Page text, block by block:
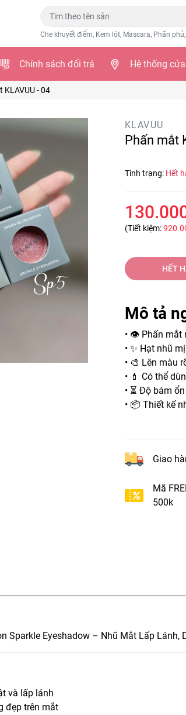
Che khuyết điểm, Kem lót, Mascara, Phấn
Chính sách đổi trả Hệ thống
KLAVUU - 04
KLAVUU
Phấn mắt
Tình trạng: Hết
(Tiết kiệm:
HẾT
Mô tả
• 👁️ Phấn mắt
• ✨ Hạt nhũ
• 🎨 Lên màu
• 💄 Có thể
• ⏳ Độ bám
• 📦 Thiết kế
Giao
Mã
500k
Sparkle Eyeshadow – Nhũ Mắt Lấp Lánh,
và lấp lánh
đẹp trên mắt